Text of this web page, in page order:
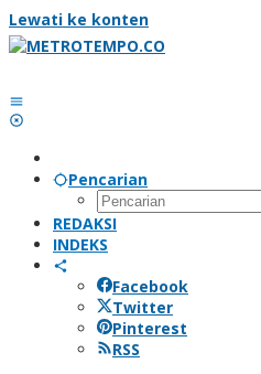
Lewati ke konten
Pencarian
REDAKSI
INDEKS
Facebook
Twitter
Pinterest
RSS